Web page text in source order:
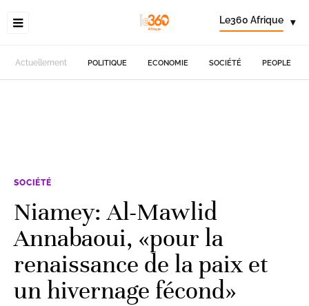
Le360 Afrique ▾
Actuellement POLITIQUE ECONOMIE SOCIÉTÉ PEOPLE
SOCIÉTÉ
Niamey: Al-Mawlid
Annabaoui, «pour la
renaissance de la paix et
un hivernage fécond»